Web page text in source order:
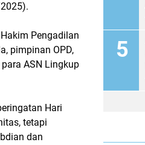
Pengadilan
pimpinan OPD,
ASN Lingkup
Hari
tetapi
dan